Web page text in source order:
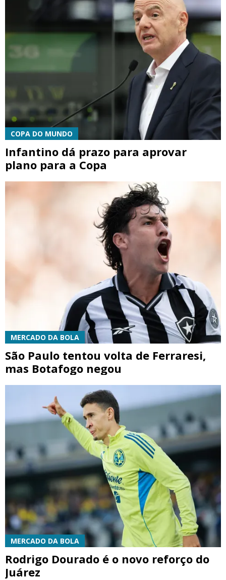
COPA DO MUNDO
Infantino dá prazo para aprovar
plano para a Copa
MERCADO DA BOLA
São Paulo tentou volta de Ferraresi,
mas Botafogo negou
MERCADO DA BOLA
Rodrigo Dourado é o novo reforço do
Juárez